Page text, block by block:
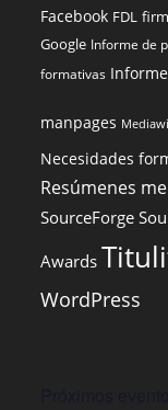
Facebook FDL
Google Informe de
formativas
manpages
Necesidades
Resúmenes
SourceForge
Awards
WordPress